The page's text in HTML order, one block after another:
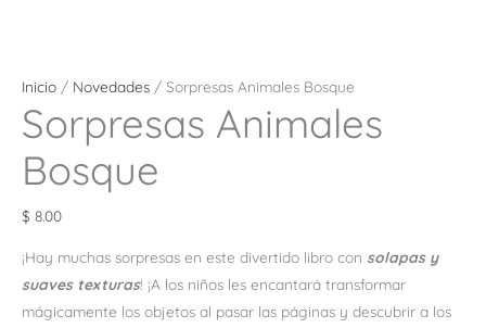
Inicio / Novedades / Sorpresas Animales Bosque
Sorpresas Animales
Bosque
$ 8.00
¡Hay muchas sorpresas en este divertido libro con solapas y
suaves texturas! ¡A los niños les encantará transformar
mágicamente los objetos al pasar las páginas y descubrir a los